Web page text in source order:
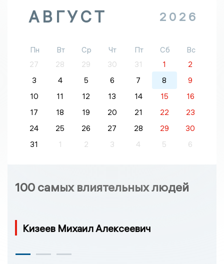
АВГУСТ 2026
Пн Вт Ср Чт Пт Сб
Вс
27
28 29 30 31 1
2
3
4 5 6 7 8
9
10
11 12 13 14 15
16
17
18 19 20 21 22
23
24
25 26 27 28 29
30
31
1 2 3 4 5 6
100 самых влиятельных людей
Кизеев Михаил Алексеевич